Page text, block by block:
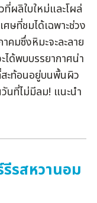
ผลิใบใหม่และโผล่
ษที่ชมได้เฉพาะช่วง
คมซึ่งหิมะจะละลาย
ได้พบบรรยากาศน่า
ะท้อนอยู่บนพื้นผิว
นที่ไม่มีลม! แนะนำ
รสหวานอม